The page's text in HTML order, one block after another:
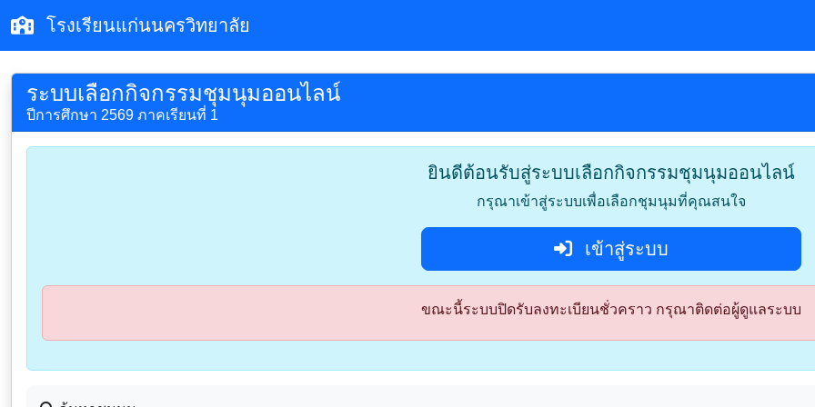
โรงเรียนแก่นนครวิทยาลัย
ระบบเลือกกิจกรรมชุมนุมออนไลน์
ปีการศึกษา 2569 ภาคเรียนที่ 1
ยินดีต้อนรับสู่ระบบเลือกกิจกรรมชุมนุมออนไลน์
กรุณาเข้าสู่ระบบเพื่อเลือกชุมนุมที่คุณสนใจ
เข้าสู่ระบบ
ขณะนี้ระบบปิดรับลงทะเบียนชั่วคราว กรุณาติดต่อผู้ดูแลระบบ